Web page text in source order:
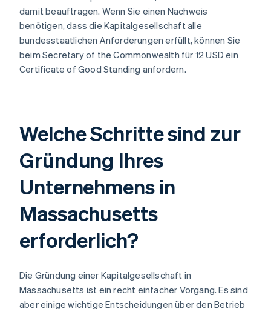
damit beauftragen. Wenn Sie einen Nachweis
benötigen, dass die Kapitalgesellschaft alle
bundesstaatlichen Anforderungen erfüllt, können Sie
beim Secretary of the Commonwealth für 12 USD ein
Certificate of Good Standing anfordern.
Welche Schritte sind zur
Gründung Ihres
Unternehmens in
Massachusetts
erforderlich?
Die Gründung einer Kapitalgesellschaft in
Massachusetts ist ein recht einfacher Vorgang. Es sind
aber einige wichtige Entscheidungen über den Betrieb